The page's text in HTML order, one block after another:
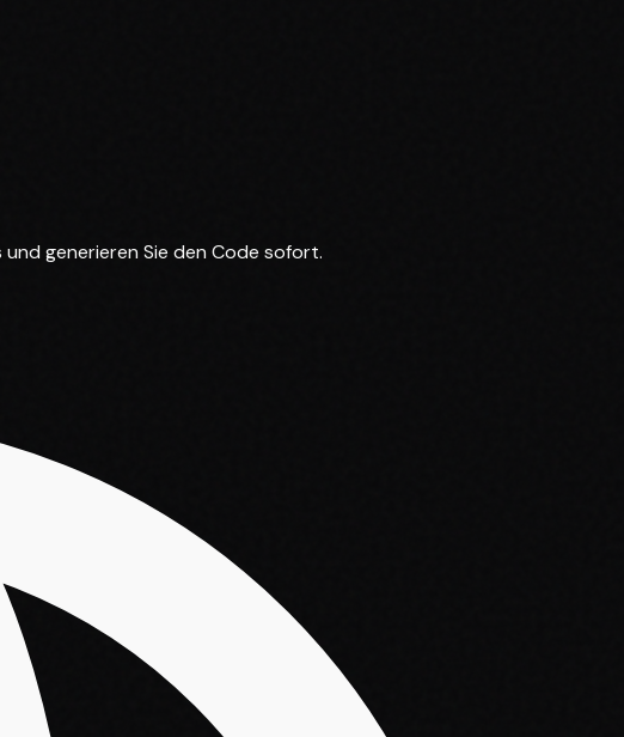
und generieren Sie den Code sofort.